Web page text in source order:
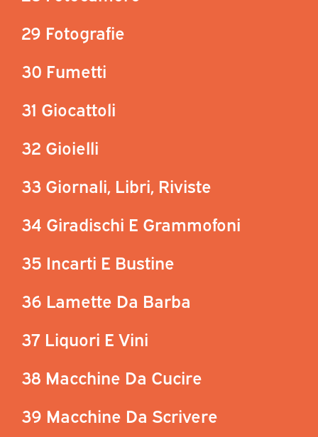
29 Fotografie
30 Fumetti
31 Giocattoli
32 Gioielli
33 Giornali, Libri, Riviste
34 Giradischi E Grammofoni
35 Incarti E Bustine
36 Lamette Da Barba
37 Liquori E Vini
38 Macchine Da Cucire
39 Macchine Da Scrivere